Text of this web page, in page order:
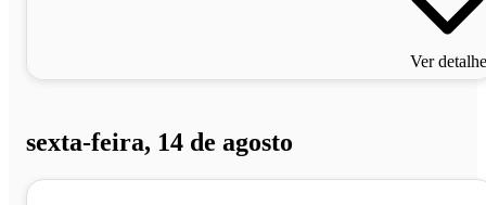
Ver
sexta-feira, 14 de agosto